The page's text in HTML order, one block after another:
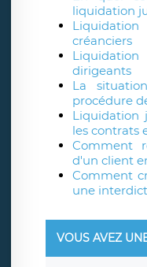
liquidation
créanciers
dirigeants
La
procédure
Liquidation
les contrats
Comment
d'un client
Comment
une
VOUS AVEZ